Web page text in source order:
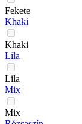
Fekete
Khaki
Khaki
Lila
Lila
Mix
Mix